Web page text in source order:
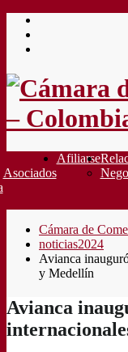
Saltar
contenido
Asociados
Afiliarse
Cámara de
noticias2024
Avianca
y Medellín
Avianca